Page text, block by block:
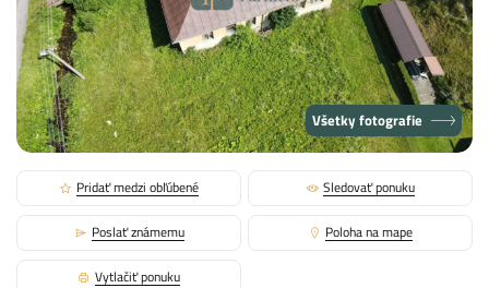
Všetky fotografie
Pridať medzi obľúbené Sledovať ponuku
Poslať známemu Poloha na mape
Vytlačiť ponuku